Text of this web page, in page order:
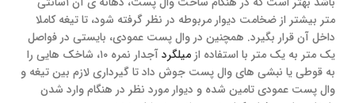
متر بیشتر از ضخامت دیوار مربوطه در نظر گرفته شود، تا تیغه کاملا
داخل آن قرار بگیرد. همچنین در وال پست عمودی، بایستی در فواصل
یک متر به یک متر با استفاده از میلگرد
آجدار نمره ۱۰، شاخک هایی را
به قوطی یا نبشی های وال پست جوش داد تا گیرداری لازم بین تیغه و
وال پست عمودی تامین شده و دیوار مورد نظر در هنگام وارد شدن